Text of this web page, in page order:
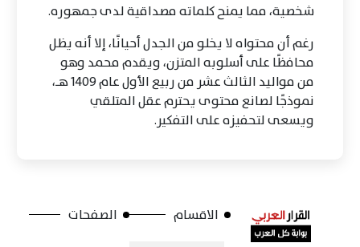
شخصية، مما يمنح كلماته مصداقية لدى جمهوره.
رغم أن محتواه لا يخلو من الجدل أحيانًا، إلا أنه يظل
محافظًا على أسلوبه المتزن، ويقدم محمد وهو
من مواليد الثالث عشر من ربيع الأول عام 1409 هـ،
نموذجًا لصانع محتوى يحترم عقل المتلقي
ويسعى لتحفيزه على التفكير.
الاقسام الصفحات